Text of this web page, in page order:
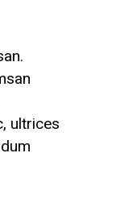
ultrices